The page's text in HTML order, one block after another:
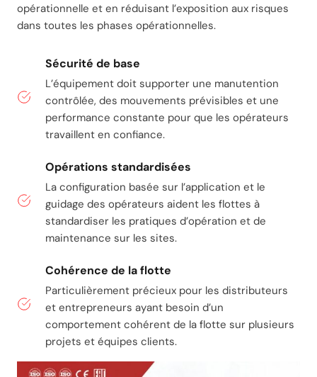
opérationnelle et en réduisant l’exposition aux risques
dans toutes les phases opérationnelles.
Sécurité de base
L’équipement doit supporter une manutention
contrôlée, des mouvements prévisibles et une
performance constante pour que les opérateurs
travaillent en confiance.
Opérations standardisées
La configuration basée sur l’application et le
guidage des opérateurs aident les flottes à
standardiser les pratiques d’opération et de
maintenance sur les sites.
Cohérence de la flotte
Particulièrement précieux pour les distributeurs
et entrepreneurs ayant besoin d’un
comportement cohérent de la flotte sur plusieurs
projets et équipes clients.